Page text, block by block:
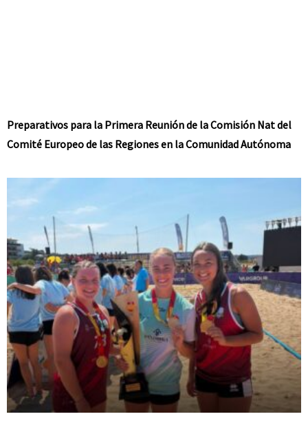
Preparativos para la Primera Reunión de la Comisión Nat del
Comité Europeo de las Regiones en la Comunidad Autónoma